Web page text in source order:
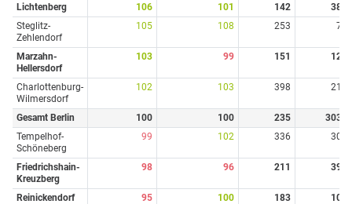
Lichtenberg 106 101 142
38
Steglitz-
Zehlendorf
105 108 253 7
Marzahn-
Hellersdorf
103 99 151 12
Charlottenburg-
Wilmersdorf
102 103 398 21
Gesamt Berlin 100 100 235
303
Tempelhof-
Schöneberg
99 102 336 30
Friedrichshain-
Kreuzberg
98 96 211 39
Reinickendorf 95 100 183 10